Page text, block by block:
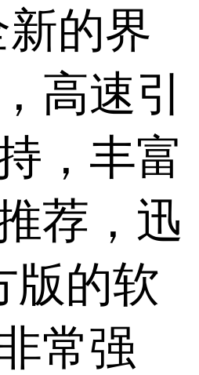
的界
高速引
，丰富
荐，迅
版的软
常强